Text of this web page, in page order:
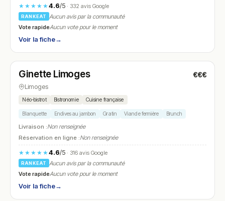
★★★★★4.6/5· 332 avis Google
RANKEAT
Aucun avis par la communauté
Vote rapideAucun vote pour le moment
Voir la fiche→
N° 28
Ginette Limoges €€€
Limoges
Néo-bistrot Bistronomie Cuisine française
Blanquette Endives au jambon Gratin Viande fermière Brunch
Livraison :Non renseignée
Réservation en ligne :Non renseignée
★★★★★4.6/5· 316 avis Google
RANKEAT
Aucun avis par la communauté
Vote rapideAucun vote pour le moment
Voir la fiche→